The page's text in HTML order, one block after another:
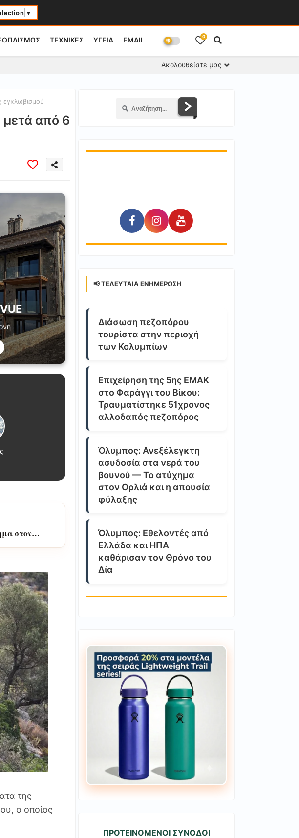
▼
ΤΕΧΝΙΚΕΣ ΥΓΕΙΑ EMAIL 0
Ακολουθείστε μας
εγκλωβισμού
από 6
στον
της
ο οποίος
📢 ΤΕΛΕΥΤΑΊΑ ΕΝΗΜΈΡΩΣΗ
Διάσωση πεζοπόρου
τουρίστα στην περιοχή
των Κολυμπίων
Επιχείρηση της 5ης ΕΜΑΚ
στο Φαράγγι του Βίκου:
Τραυματίστηκε 51χρονος
αλλοδαπός πεζοπόρος
Όλυμπος: Ανεξέλεγκτη
ασυδοσία στα νερά του
βουνού — Το ατύχημα
στον Ορλιά και η απουσία
φύλαξης
Όλυμπος: Εθελοντές από
Ελλάδα και ΗΠΑ
καθάρισαν τον Θρόνο του
Δία
ΠΡΟΤΕΙΝΟΜΕΝΟΙ ΣΥΝΟΔΟΙ